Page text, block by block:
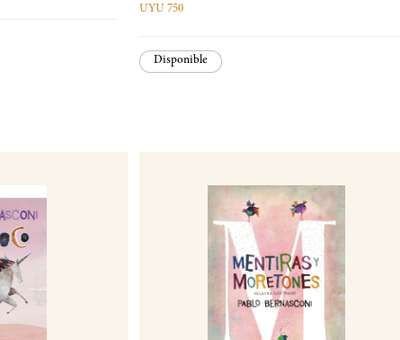
UYU 750
Disponible